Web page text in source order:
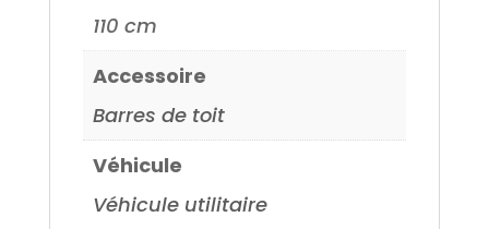
110 cm
Accessoire
Barres de toit
Véhicule
Véhicule utilitaire